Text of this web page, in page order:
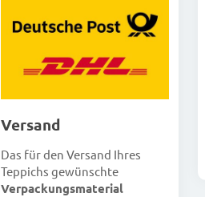
Versand
Das für den Versand Ihres
Teppichs gewünschte
Verpackungsmaterial